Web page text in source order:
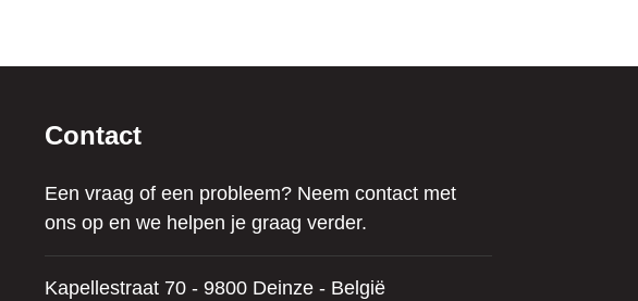
Contact
Een vraag of een probleem? Neem contact met
ons op en we helpen je graag verder.
Kapellestraat 70 - 9800 Deinze - België